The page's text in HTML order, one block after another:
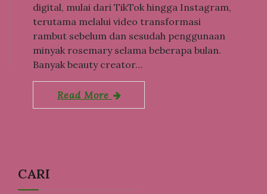
digital, mulai dari TikTok hingga Instagram,
terutama melalui video transformasi
rambut sebelum dan sesudah penggunaan
minyak rosemary selama beberapa bulan.
Banyak beauty creator…
Read More
CARI